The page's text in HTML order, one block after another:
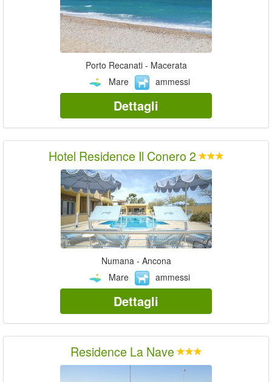
Porto Recanati - Macerata
Mare
ammessi
Dettagli
Hotel Residence Il Conero 2
Numana - Ancona
Mare
ammessi
Dettagli
Residence La Nave